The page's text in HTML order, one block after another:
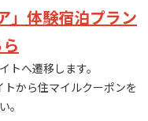
」 体験宿泊プラン
トへ遷移します。
から住マイルクーポンを
。